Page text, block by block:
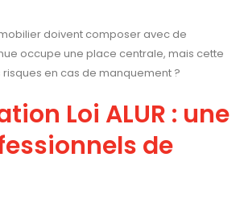
doivent composer avec de
occupe une place centrale, mais cette
en cas de manquement ?
Loi ALUR : une
de